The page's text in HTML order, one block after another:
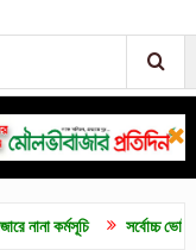
সর্বোচ্চ ভোট পেয়ে